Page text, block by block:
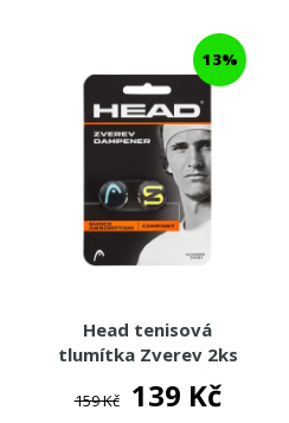
13%
Head tenisová
tlumítka Zverev 2ks
159 Kč 139 Kč